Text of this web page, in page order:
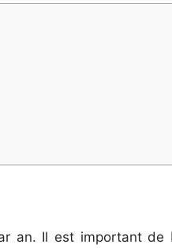
an. Il est important